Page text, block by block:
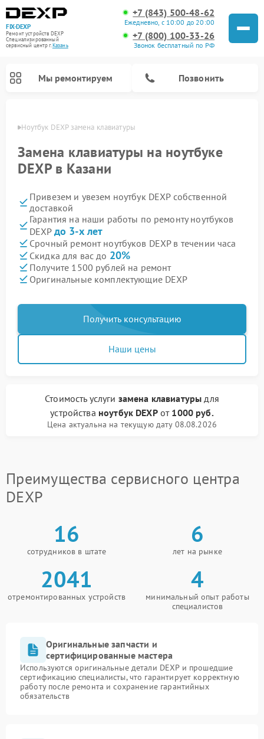
FIX-DEXP
Ремонт устройств DEXP
Специализированный
cервисный центр г.Казань
+7 (843) 500-48-62
Ежедневно, с 10:00 до 20:00
+7 (800) 100-33-26
Звонок бесплатный по РФ
Мы ремонтируем Позвонить
Ноутбук DEXP замена клавиатуры
Замена клавиатуры на ноутбуке
DEXP в Казани
Привезем и увезем ноутбук DEXP собственной
доставкой
Гарантия на наши работы по ремонту ноутбуков
DEXP до 3-х лет
Срочный ремонт ноутбуков DEXP в течении часа
Скидка для вас до 20%
Получите 1500 рублей на ремонт
Оригинальные комплектующие DEXP
Получить консультацию
Наши цены
Стоимость услуги замена клавиатуры для
устройства ноутбук DEXPот 1000 руб.
Цена актуальна на текущую дату 08.08.2026
Преимущества сервисного центра
DEXP
16
сотрудников в штате
6
лет на рынке
2041
отремонтированных устройств
4
минимальный опыт работы
специалистов
Оригинальные запчасти и
сертифицированные мастера
Используются оригинальные детали DEXP и прошедшие
сертификацию специалисты, что гарантирует корректную
работу после ремонта и сохранение гарантийных
обязательств